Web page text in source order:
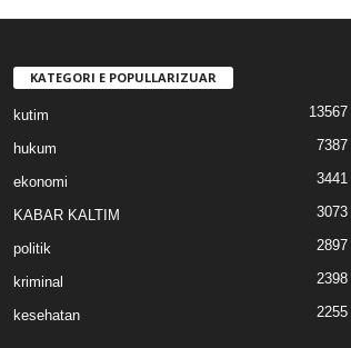
KATEGORI E POPULLARIZUAR
kutim 13567
hukum 7387
ekonomi 3441
KABAR KALTIM 3073
politik 2897
kriminal 2398
kesehatan 2255